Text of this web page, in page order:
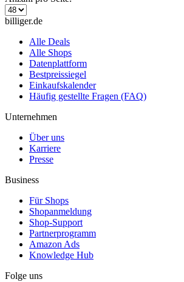
billiger.de
Alle Deals
Alle Shops
Datenplattform
Bestpreissiegel
Einkaufskalender
Häufig gestellte Fragen (FAQ)
Unternehmen
Über uns
Karriere
Presse
Business
Für Shops
Shopanmeldung
Shop-Support
Partnerprogramm
Amazon Ads
Knowledge Hub
Folge uns